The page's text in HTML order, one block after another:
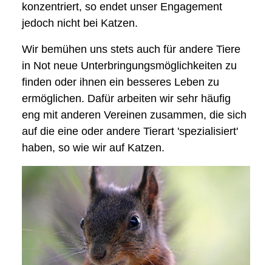
konzentriert, so endet unser Engagement
jedoch nicht bei Katzen.
Wir bemühen uns stets auch für andere Tiere
in Not neue Unterbringungsmöglichkeiten zu
finden oder ihnen ein besseres Leben zu
ermöglichen. Dafür arbeiten wir sehr häufig
eng mit anderen Vereinen zusammen, die sich
auf die eine oder andere Tierart 'spezialisiert'
haben, so wie wir auf Katzen.